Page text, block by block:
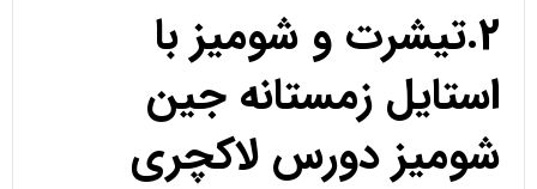
2.تیشرت و شومیز با
استایل زمستانه جین
شومیز دورس لاکچری